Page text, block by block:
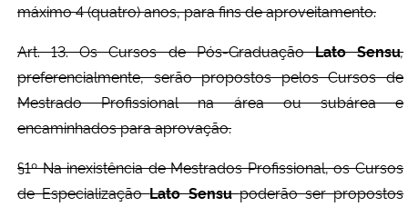
máximo 4 (quatro) anos, para fins de aproveitamento.
Art. 13. Os Cursos de Pós-GraduaçãoLato Sensu,
preferencialmente, serão propostos pelos Cursos de
Mestrado Profissional na área ou subárea e
encaminhados para aprovação.
§1º Na inexistência de Mestrados Profissional, os Cursos
de EspecializaçãoLato Sensupoderão ser propostos